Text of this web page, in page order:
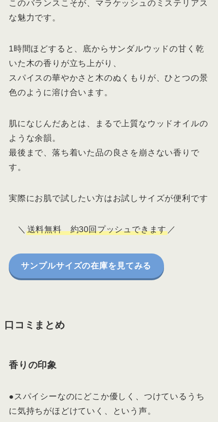
このバランスこそが、マラケッシュのミステリアス
な魅力です。
1時間ほどすると、底からサンダルウッドの甘く乾
いた木の香りが立ち上がり、
スパイスの華やかさと木のぬくもりが、ひとつの景
色のように溶け合います。
肌になじんだあとは、まるで上質なウッドオイルの
ような余韻。
最後まで、落ち着いた品の良さを崩さない香りで
す。
実際にお肌で試したい方はお試しサイズが便利です
＼ 送料無料 約30回プッシュできます ／
サンプルサイズの在庫を見てみる
口コミまとめ
香りの印象
●スパイシーなのにどこか優しく、つけているうち
に気持ちがほどけていく、という声。